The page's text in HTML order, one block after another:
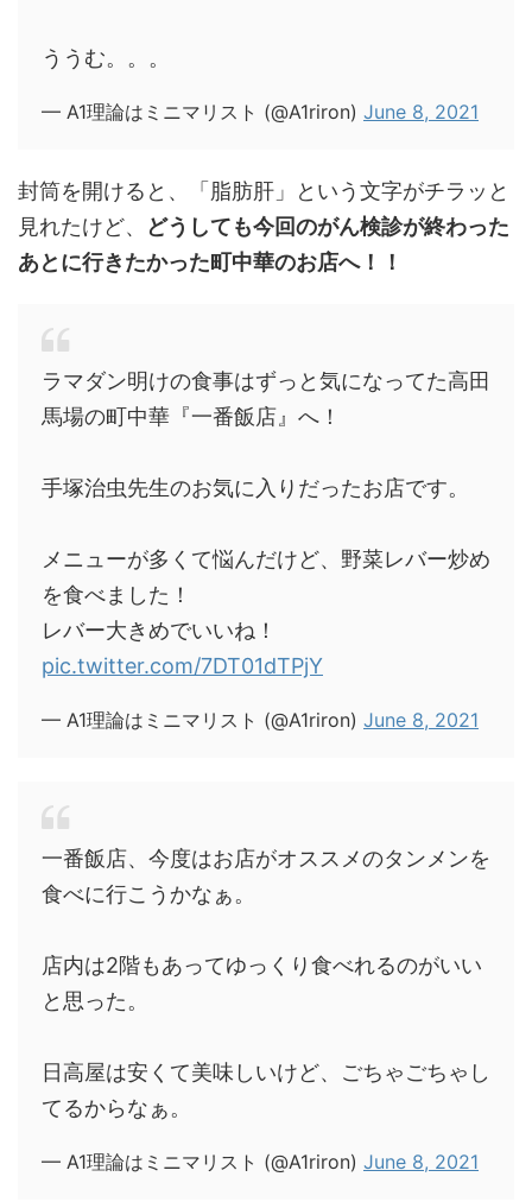
ううむ。。。
— A1理論はミニマリスト (@A1riron) June 8, 2021
封筒を開けると、「脂肪肝」という文字がチラッと
見れたけど、
どうしても今回のがん検診が終わった
あとに行きたかった町中華のお店へ！！
ラマダン明けの食事はずっと気になってた高田
馬場の町中華『一番飯店』へ！
手塚治虫先生のお気に入りだったお店です。
メニューが多くて悩んだけど、野菜レバー炒め
を食べました！
レバー大きめでいいね！
pic.twitter.com/7DT01dTPjY
— A1理論はミニマリスト (@A1riron) June 8, 2021
一番飯店、今度はお店がオススメのタンメンを
食べに行こうかなぁ。
店内は2階もあってゆっくり食べれるのがいい
と思った。
日高屋は安くて美味しいけど、ごちゃごちゃし
てるからなぁ。
— A1理論はミニマリスト (@A1riron) June 8, 2021